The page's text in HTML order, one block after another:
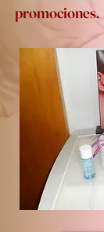
promociones.